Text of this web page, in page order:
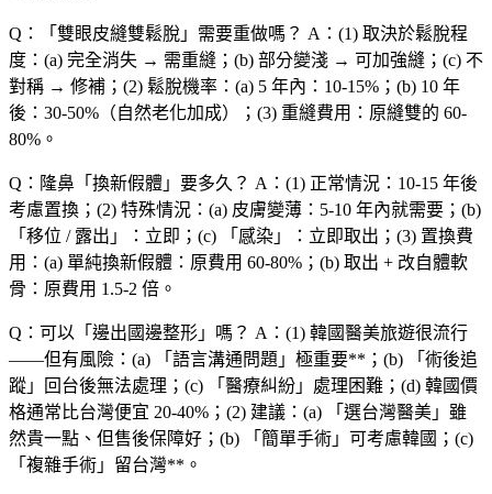
Q：「 雙眼皮縫雙鬆脫 」需要重做嗎？ A：(1) 取決於鬆脫程
度 ：(a) 完全消失 → 需重縫；(b) 部分變淺 → 可加強縫；(c) 不
對稱 → 修補；(2) 鬆脫機率 ：(a) 5 年內 ：10-15%；(b) 10 年
後 ：30-50%（自然老化加成）；(3) 重縫費用 ：原縫雙的 60-
80%。
Q：隆鼻「 換新假體 」要多久？ A：(1) 正常情況 ：10-15 年後
考慮置換；(2) 特殊情況 ：(a) 皮膚變薄 ：5-10 年內就需要；(b)
「 移位 / 露出 」：立即；(c) 「 感染 」：立即取出；(3) 置換費
用 ：(a) 單純換新假體 ：原費用 60-80%；(b) 取出 + 改自體軟
骨 ：原費用 1.5-2 倍。
Q：可以「 邊出國邊整形 」嗎？ A：(1) 韓國醫美旅遊很流行
——但有風險：(a) 「語言溝通問題」極重要**；(b) 「術後追
蹤」回台後無法處理；(c) 「醫療糾紛」處理困難；(d) 韓國價
格通常 比台灣便宜 20-40% ；(2) 建議 ：(a) 「選台灣醫美」雖
然貴一點、但售後保障好 ；(b) 「簡單手術」可考慮韓國；(c)
「複雜手術」留台灣**。